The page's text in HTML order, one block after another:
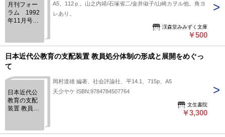
月刊フォー
ラム 1992
年11月号
想迷宮
A5、112ｐ。山之内靖/石塚省二/金井俶子/山崎カヲル他。角ヨ
レあり。
渓森堂みみずく文庫
￥500
日本近代公教育の支配装置 教員処分体制の形成と展開をめぐっ
て
日本近代公
教育の支配
装置 教員処
めぐって
岡村達雄 編著、社会評論社、平14.1、715p、A5
天少ヤケ ISBN:9784784507764
文生書院
￥3,300